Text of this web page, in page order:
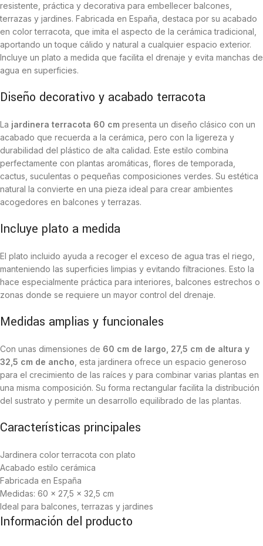
resistente, práctica y decorativa para embellecer balcones,
terrazas y jardines. Fabricada en España, destaca por su acabado
en color terracota, que imita el aspecto de la cerámica tradicional,
aportando un toque cálido y natural a cualquier espacio exterior.
Incluye un plato a medida que facilita el drenaje y evita manchas de
agua en superficies.
Diseño decorativo y acabado terracota
La jardinera terracota 60 cm presenta un diseño clásico con un
acabado que recuerda a la cerámica, pero con la ligereza y
durabilidad del plástico de alta calidad. Este estilo combina
perfectamente con plantas aromáticas, flores de temporada,
cactus, suculentas o pequeñas composiciones verdes. Su estética
natural la convierte en una pieza ideal para crear ambientes
acogedores en balcones y terrazas.
Incluye plato a medida
El plato incluido ayuda a recoger el exceso de agua tras el riego,
manteniendo las superficies limpias y evitando filtraciones. Esto la
hace especialmente práctica para interiores, balcones estrechos o
zonas donde se requiere un mayor control del drenaje.
Medidas amplias y funcionales
Con unas dimensiones de 60 cm de largo, 27,5 cm de altura y
32,5 cm de ancho , esta jardinera ofrece un espacio generoso
para el crecimiento de las raíces y para combinar varias plantas en
una misma composición. Su forma rectangular facilita la distribución
del sustrato y permite un desarrollo equilibrado de las plantas.
Características principales
Jardinera color terracota con plato
Acabado estilo cerámica
Fabricada en España
Medidas: 60 × 27,5 × 32,5 cm
Ideal para balcones, terrazas y jardines
Información del producto